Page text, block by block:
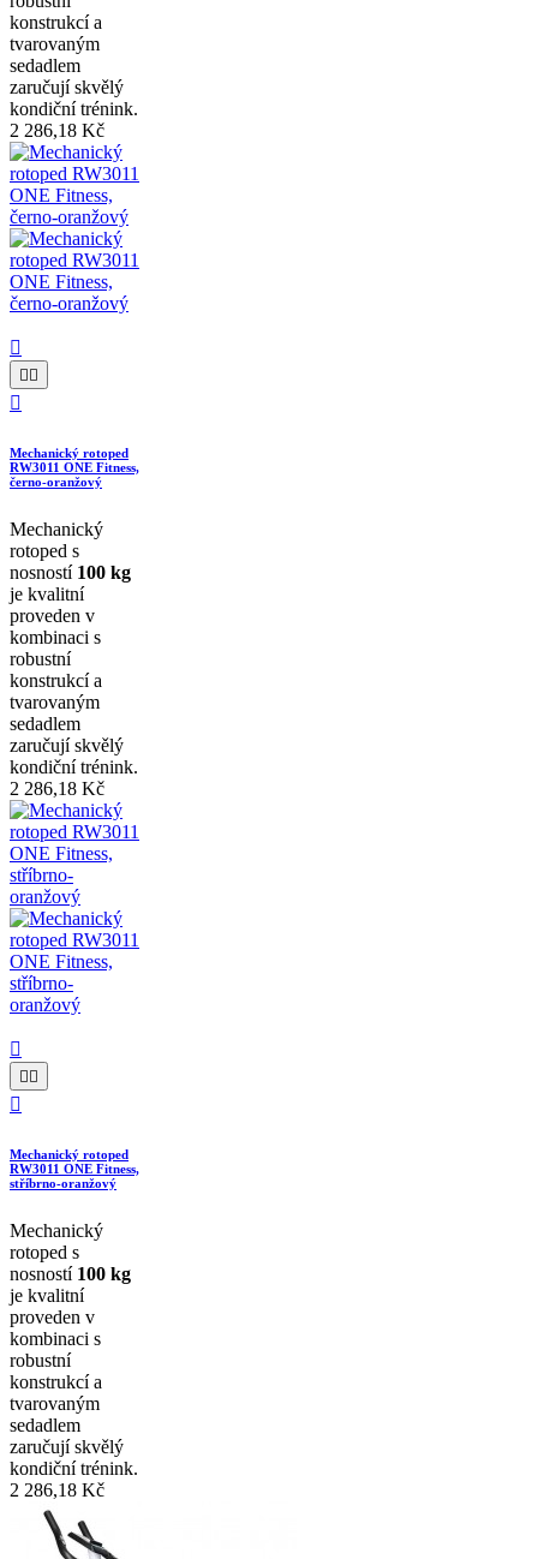
konstrukcí a
tvarovaným
sedadlem
zaručují skvělý
kondiční trénink.
2 286,18 Kč



Mechanický rotoped
RW3011 ONE Fitness,
černo-oranžový
Mechanický
rotoped s
nosností 100 kg
je kvalitní
proveden v
kombinaci s
robustní
konstrukcí a
tvarovaným
sedadlem
zaručují skvělý
kondiční trénink.
2 286,18 Kč



Mechanický rotoped
RW3011 ONE Fitness,
stříbrno-oranžový
Mechanický
rotoped s
nosností 100 kg
je kvalitní
proveden v
kombinaci s
robustní
konstrukcí a
tvarovaným
sedadlem
zaručují skvělý
kondiční trénink.
2 286,18 Kč